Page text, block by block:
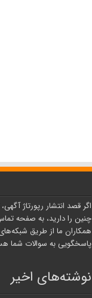
اگر قصد انتشار رپورتاژ
چنین را دارید، به صفحه
همکاران ما از طریق
پاسخگویی به سوالات شما
نوشته‌های اخیر